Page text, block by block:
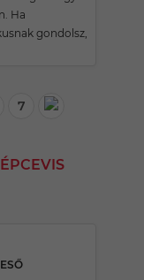
Ha
gondolsz,
7